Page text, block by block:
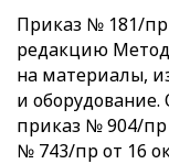
Приказ № 181/
редакцию
на материалы,
и
приказ № 904/пр
№ 743/пр от 16